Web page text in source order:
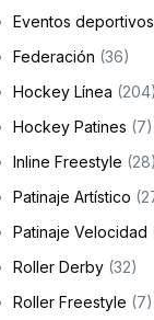
y
Eventos deportivos
Federación (36)
Hockey Línea (204)
Hockey Patines (7)
Inline Freestyle (28)
Patinaje Artístico
Patinaje Velocidad
Roller Derby (32)
Roller Freestyle (7)